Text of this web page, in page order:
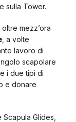
sulla Tower.
mezz’ora
, a volte
lavoro di
scapolare
i due tipi di
e donare
Glides,